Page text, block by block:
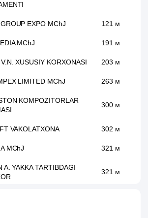
EXPO MChJ 121 м
MChJ 191 м
XUSUSIY KORXONASI 203 м
LIMITED MChJ 263 м
KOMPOZITORLAR
300 м
VAKOLATXONA 302 м
MChJ 321 м
A. YAKKA TARTIBDAGI
321 м